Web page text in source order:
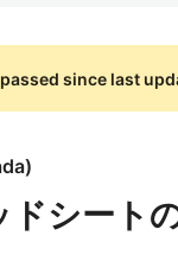
since last
)
シート